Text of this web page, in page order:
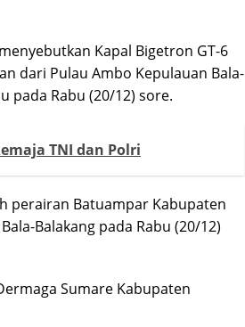
Kapal Bigetron GT-6
dari Pulau Ambo Kepulauan Bala-
pada Rabu (20/12) sore.
TNI dan Polri
perairan Batuampar Kabupaten
Balakang pada Rabu (20/12)
Sumare Kabupaten